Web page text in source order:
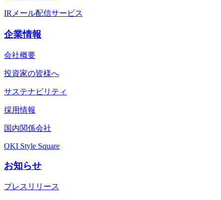
IRメール配信サービス
企業情報
会社概要
投資家の皆様へ
サステナビリティ
採用情報
国内関係会社
OKI Style Square
お知らせ
プレスリリース